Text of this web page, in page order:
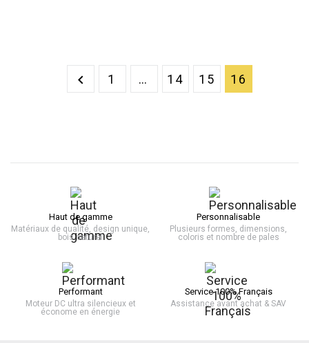
 1 … 14 15 16
Haut de gamme
Matériaux de qualité, design unique,
bois naturel
Personnalisable
Plusieurs formes, dimensions,
coloris et nombre de pales
Performant
Moteur DC ultra silencieux et
économe en énergie
Service 100% Français
Assistance avant achat & SAV